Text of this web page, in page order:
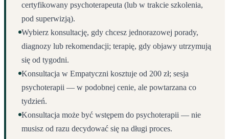
certyfikowany psychoterapeuta (lub w trakcie szkolenia,
pod superwizją).
Wybierz konsultację, gdy chcesz jednorazowej porady,
diagnozy lub rekomendacji; terapię, gdy objawy utrzymują
się od tygodni.
Konsultacja w Empatyczni kosztuje od 200 zł; sesja
psychoterapii — w podobnej cenie, ale powtarzana co
tydzień.
Konsultacja może być wstępem do psychoterapii — nie
musisz od razu decydować się na długi proces.